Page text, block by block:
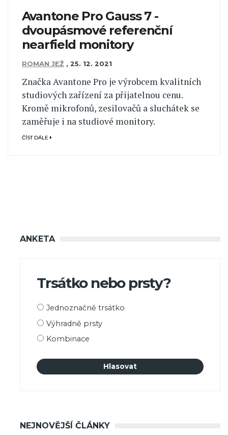
Avantone Pro Gauss 7 -
dvoupásmové referenční
nearfield monitory
ROMAN JEŽ , 25. 12. 2021
Značka Avantone Pro je výrobcem kvalitních
studiových zařízení za přijatelnou cenu.
Kromě mikrofonů, zesilovačů a sluchátek se
zaměřuje i na studiové monitory.
ČÍST DÁLE
ANKETA
Trsátko nebo prsty?
Možnosti
Jednoznačně trsátko
Výhradně prsty
Kombinace
NEJNOVĚJŠÍ ČLÁNKY